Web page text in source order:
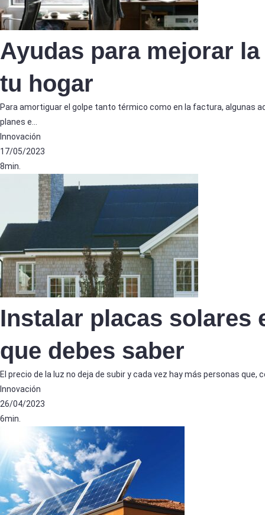
Ayudas para mejorar
tu hogar
Para amortiguar el golpe tanto térmico como en la factura, algunas
planes e…
Innovación
17/05/2023
8min.
Instalar placas solares
que debes saber
El precio de la luz no deja de subir y cada vez hay más personas
Innovación
26/04/2023
6min.